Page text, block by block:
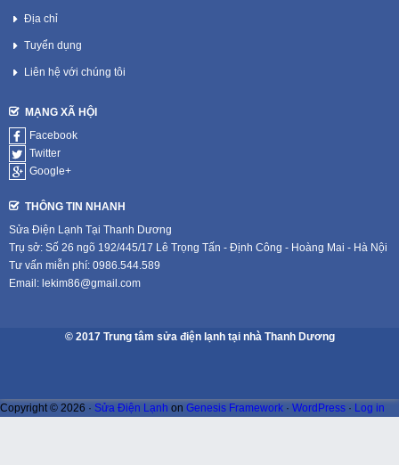
Địa chỉ
Tuyển dụng
Liên hệ với chúng tôi
MẠNG XÃ HỘI
Facebook
Twitter
Google+
THÔNG TIN NHANH
Sửa Điện Lạnh Tại Thanh Dương
Trụ sở: Số 26 ngõ 192/445/17 Lê Trọng Tấn - Định Công - Hoàng Mai - Hà Nội
Tư vấn miễn phí: 0986.544.589
Email: lekim86@gmail.com
© 2017 Trung tâm sửa điện lạnh tại nhà Thanh Dương
Copyright © 2026 · Sửa Điện Lạnh on Genesis Framework · WordPress · Log in